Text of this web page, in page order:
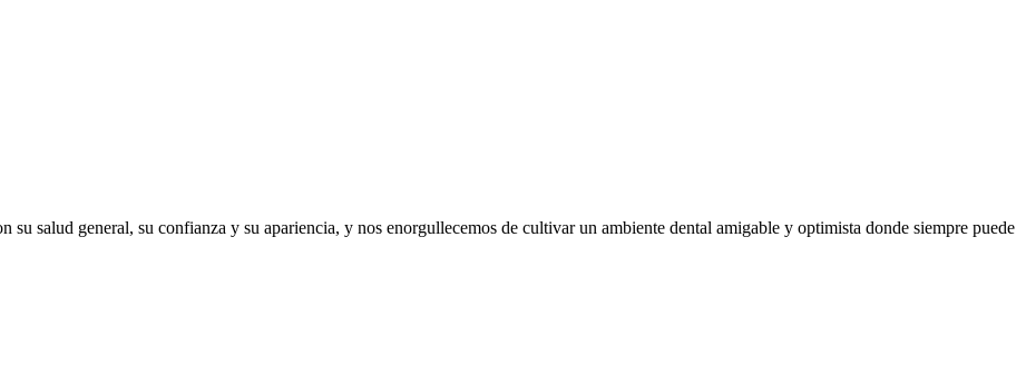
su salud general, su confianza y su apariencia, y nos enorgullecemos de cultivar un ambiente dental amigable y optimista donde siempre puede